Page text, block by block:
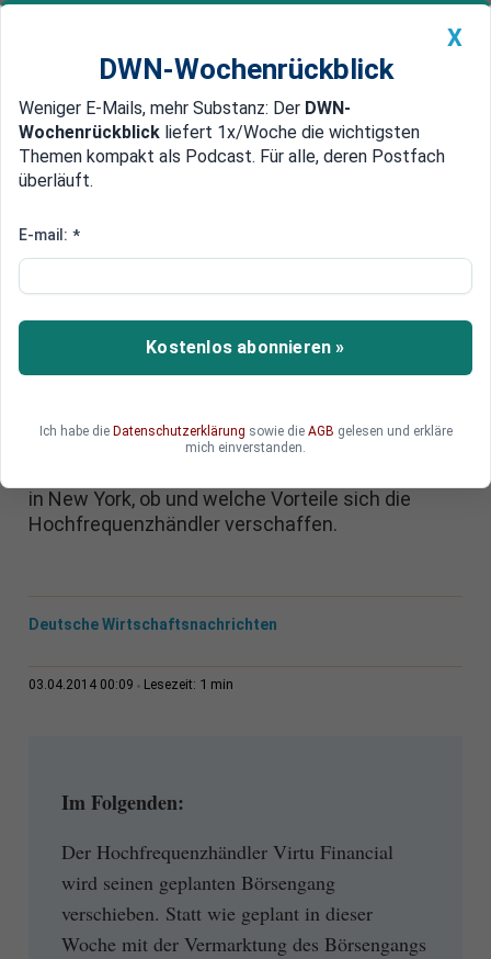
Newsticker MEIN DWN: Geldanlage Premium
Edelmetalle DWN-Magazin China
FBI prüft
Zu viele Manipulationen:
Nervosität bei High-Tech-
Händlern
Virtu Financial geht vorerst nicht an die Börse.
bekannt wurde, dass das ganze System der
Kurs-Manipulation dient. Mittlerweile prüfen US-
in New York, ob und welche Vorteile sich die
Hochfrequenzhändler verschaffen.
Deutsche Wirtschaftsnachrichten
03.04.2014 00:09 Lesezeit: 1 min
Im Folgenden:
Der Hochfrequenzhändler Virtu Financial
wird seinen geplanten Börsengang
verschieben. Statt wie geplant in dieser
Woche mit der Vermarktung des Börsengangs
X
DWN-Wochenrückblick
Weniger E-Mails, mehr Substanz: Der DWN-
Wochenrückblick liefert 1x/Woche die wichtigsten
Themen kompakt als Podcast. Für alle, deren Postfach
überläuft.
E-mail: *
Kostenlos abonnieren »
Ich habe die Datenschutzerklärung sowie die AGB gelesen und erkläre
mich einverstanden.